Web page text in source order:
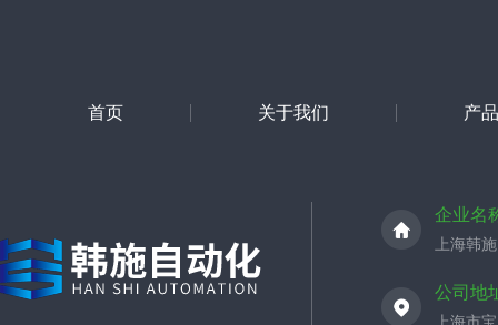
首页 关于我们 产
企业名
上海韩
公司地